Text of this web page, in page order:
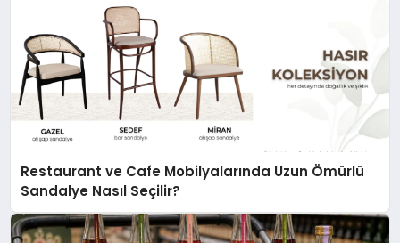
Restaurant ve Cafe Mobilyalarında Uzun Ömürlü
Sandalye Nasıl Seçilir?